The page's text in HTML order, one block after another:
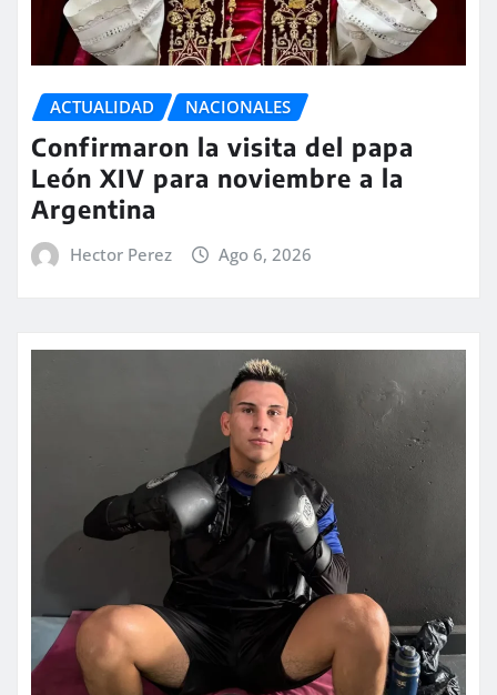
ACTUALIDAD NACIONALES
Confirmaron la visita del papa
León XIV para noviembre a la
Argentina
Hector Perez Ago 6, 2026